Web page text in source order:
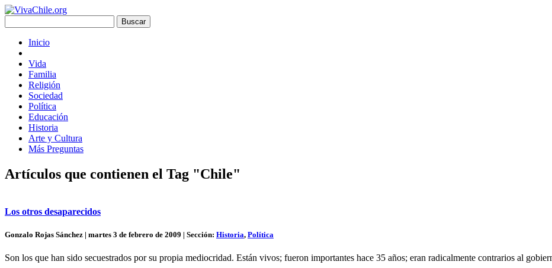
Inicio
Vida
Familia
Religión
Sociedad
Política
Educación
Historia
Arte y Cultura
Más Preguntas
Artículos que contienen el Tag "Chile"
Los otros desaparecidos
Gonzalo Rojas Sánchez | martes 3 de febrero de 2009 | Sección: Historia, Política
Son los que han sido secuestrados por su propia mediocridad. Están vivos; fueron importantes hace 35 años; eran radicalmente contrarios al